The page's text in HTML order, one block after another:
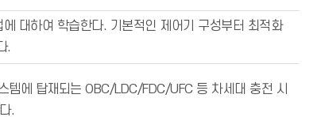
대하여 학습한다. 기본적인 제어기 구성부터 최적화
.
템에 탑재되는 OBC/LDC/FDC/UFC 등 차세대 충전 시
.